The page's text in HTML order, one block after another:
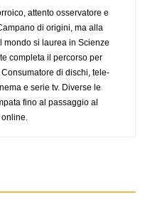
attento osservatore e
di origini, ma alla
mondo si laurea in Scienze
completa il percorso per
di dischi, tele-
e serie tv. Diverse le
fino al passaggio al